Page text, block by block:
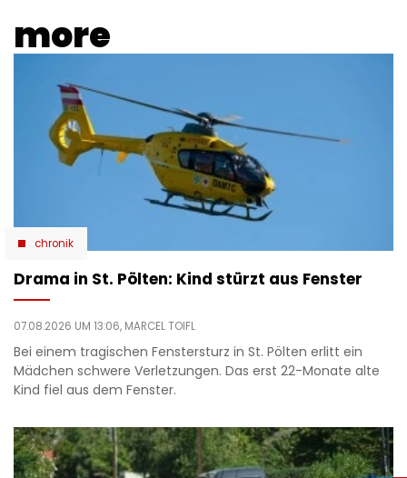
more
chronik
Drama in St. Pölten: Kind stürzt aus Fenster
07.08.2026 UM 13:06, MARCEL TOIFL
Bei einem tragischen Fenstersturz in St. Pölten erlitt ein
Mädchen schwere Verletzungen. Das erst 22-Monate alte
Kind fiel aus dem Fenster.